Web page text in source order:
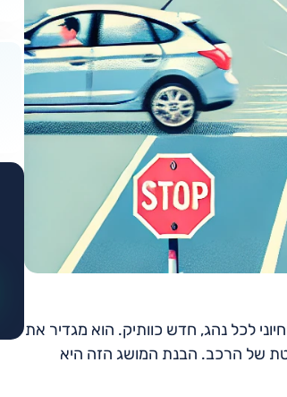
לכל נהג, חדש כוותיק. הוא מגדיר את
של הרכב. הבנת המושג הזה היא